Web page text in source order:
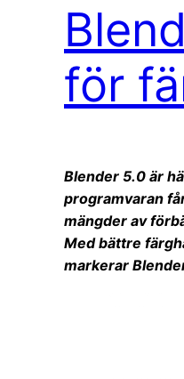
för
Blender 5.0 är
programvaran
mängder av
Med bättre
markerar